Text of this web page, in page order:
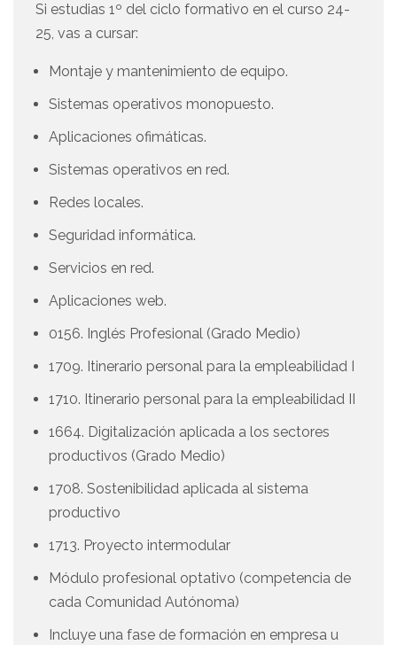
Si estudias 1º del ciclo formativo en el curso 24-
25, vas a cursar:
Montaje y mantenimiento de equipo.
Sistemas operativos monopuesto.
Aplicaciones ofimáticas.
Sistemas operativos en red.
Redes locales.
Seguridad informática.
Servicios en red.
Aplicaciones web.
0156. Inglés Profesional (Grado Medio)
1709. Itinerario personal para la empleabilidad I
1710. Itinerario personal para la empleabilidad II
1664. Digitalización aplicada a los sectores
productivos (Grado Medio)
1708. Sostenibilidad aplicada al sistema
productivo
1713. Proyecto intermodular
Módulo profesional optativo (competencia de
cada Comunidad Autónoma)
Incluye una fase de formación en empresa u